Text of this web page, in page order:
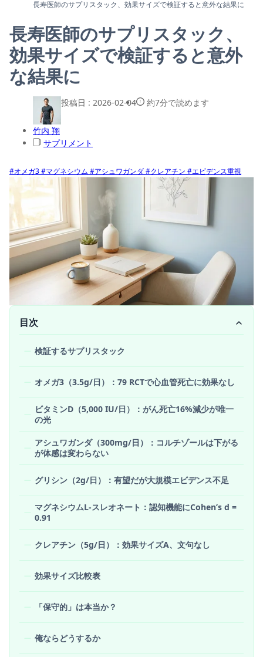
長寿医師のサプリスタック、効果サイズで検証すると意外な結果に
長寿医師のサプリスタック、
効果サイズで検証すると意外
な結果に
竹内 翔
投稿日 : 2026-02-04 約7分で読めます
サプリメント
#オメガ3#マグネシウム #アシュワガンダ#クレアチン #エビデンス重視
目次
検証するサプリスタック
オメガ3（3.5g/日）：79 RCTで心血管死亡に効果なし
ビタミンD（5,000 IU/日）：がん死亡16%減少が唯一
の光
アシュワガンダ（300mg/日）：コルチゾールは下がる
が体感は変わらない
グリシン（2g/日）：有望だが大規模エビデンス不足
マグネシウムL-スレオネート：認知機能にCohen’s d =
0.91
クレアチン（5g/日）：効果サイズA、文句なし
効果サイズ比較表
「保守的」は本当か？
俺ならどうするか